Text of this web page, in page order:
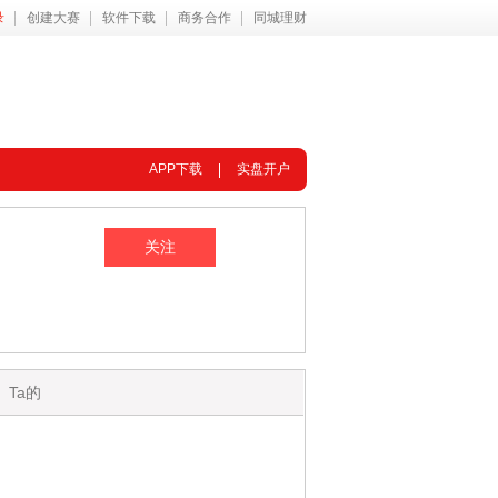
创建大赛 软件下载 商务合作 同城理财
APP下载 实盘开户
Ta的